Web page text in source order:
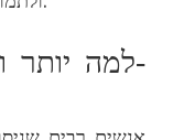
למה יותר